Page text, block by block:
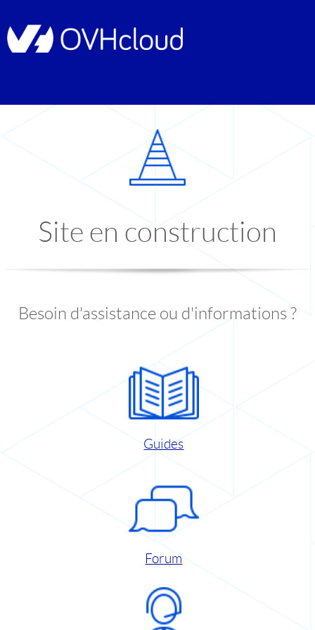
Site en construction
Besoin d'assistance ou d'informations ?
Guides
Forum